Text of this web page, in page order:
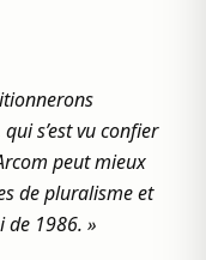
s’est vu confier
peut mieux
de pluralisme et
de 1986. »